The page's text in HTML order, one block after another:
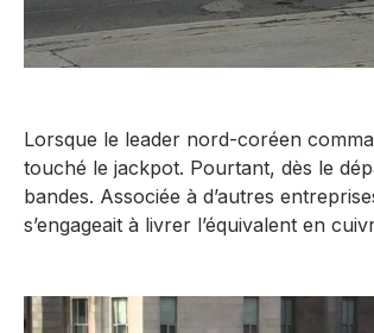
Lorsque le leader nord-coréen
touché le jackpot. Pourtant, dès le
bandes. Associée à d’autres
s’engageait à livrer l’équivalent en